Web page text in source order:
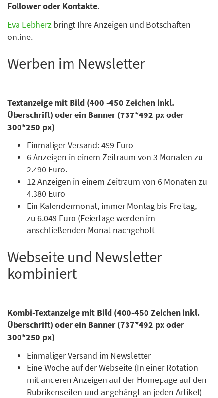
Follower oder Kontakte.
Eva Lebherz bringt Ihre Anzeigen und Botschaften
online.
Werben im Newsletter
Textanzeige mit Bild (400 -450 Zeichen inkl.
Überschrift) oder ein Banner (737*492 px oder
300*250 px)
Einmaliger Versand: 499 Euro
6 Anzeigen in einem Zeitraum von 3 Monaten zu
2.490 Euro.
12 Anzeigen in einem Zeitraum von 6 Monaten zu
4.380 Euro
Ein Kalendermonat, immer Montag bis Freitag,
zu 6.049 Euro (Feiertage werden im
anschließenden Monat nachgeholt
Webseite und Newsletter
kombiniert
Kombi-Textanzeige mit Bild (400-450 Zeichen inkl.
Überschrift) oder ein Banner (737*492 px oder
300*250 px)
Einmaliger Versand im Newsletter
Eine Woche auf der Webseite (In einer Rotation
mit anderen Anzeigen auf der Homepage auf den
Rubrikenseiten und angehängt an jeden Artikel)